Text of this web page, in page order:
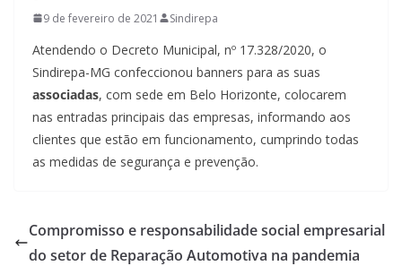
9 de fevereiro de 2021 Sindirepa
Atendendo o Decreto Municipal, nº 17.328/2020, o
Sindirepa-MG confeccionou banners para as suas
associadas, com sede em Belo Horizonte, colocarem
nas entradas principais das empresas, informando aos
clientes que estão em funcionamento, cumprindo todas
as medidas de segurança e prevenção.
Compromisso e responsabilidade social empresarial
do setor de Reparação Automotiva na pandemia